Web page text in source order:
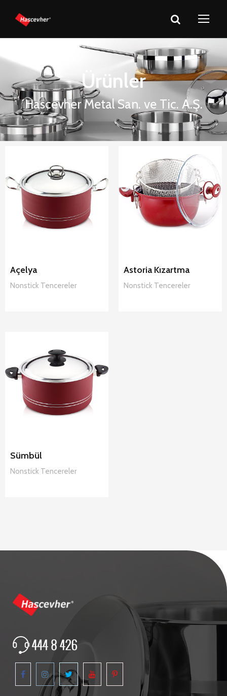
Ürünler
Hascevher Metal San. ve Tic. A.Ş.
Arian Açelya
Nonstick
Tencereler
Açelya
Nonstick Tencereler
Arian Astoria
Kızartma
Nonstick
Tencereler
Astoria Kızartma
Nonstick Tencereler
Arian Sümbül
Nonstick
Tencereler
Sümbül
Nonstick Tencereler